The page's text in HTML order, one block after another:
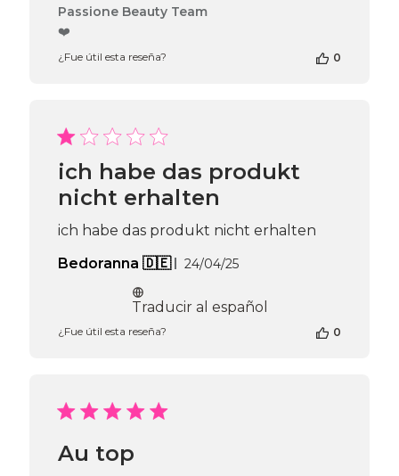
Comentarios
Passione
Beauty
el
Apr
2026
Passione Beauty Team
❤️
¿Fue útil esta reseña? 0
ich habe das produkt
nicht erhalten
ich habe das produkt nicht erhalten
Bedoranna 🇩🇪
Fecha
publicación
24/04/25
Traducir al español
¿Fue útil esta reseña? 0
Au top